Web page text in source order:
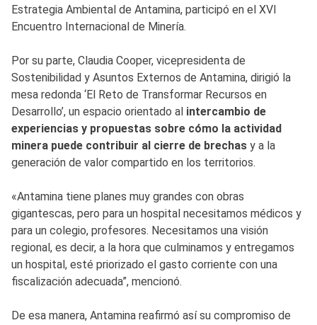
Estrategia Ambiental de Antamina, participó en el XVI
Encuentro Internacional de Minería.
Por su parte, Claudia Cooper, vicepresidenta de
Sostenibilidad y Asuntos Externos de Antamina, dirigió la
mesa redonda ‘El Reto de Transformar Recursos en
Desarrollo’, un espacio orientado al intercambio de
experiencias y propuestas sobre cómo la actividad
minera puede contribuir al cierre de brechas y a la
generación de valor compartido en los territorios.
«Antamina tiene planes muy grandes con obras
gigantescas, pero para un hospital necesitamos médicos y
para un colegio, profesores. Necesitamos una visión
regional, es decir, a la hora que culminamos y entregamos
un hospital, esté priorizado el gasto corriente con una
fiscalización adecuada”, mencionó.
De esa manera, Antamina reafirmó así su compromiso de